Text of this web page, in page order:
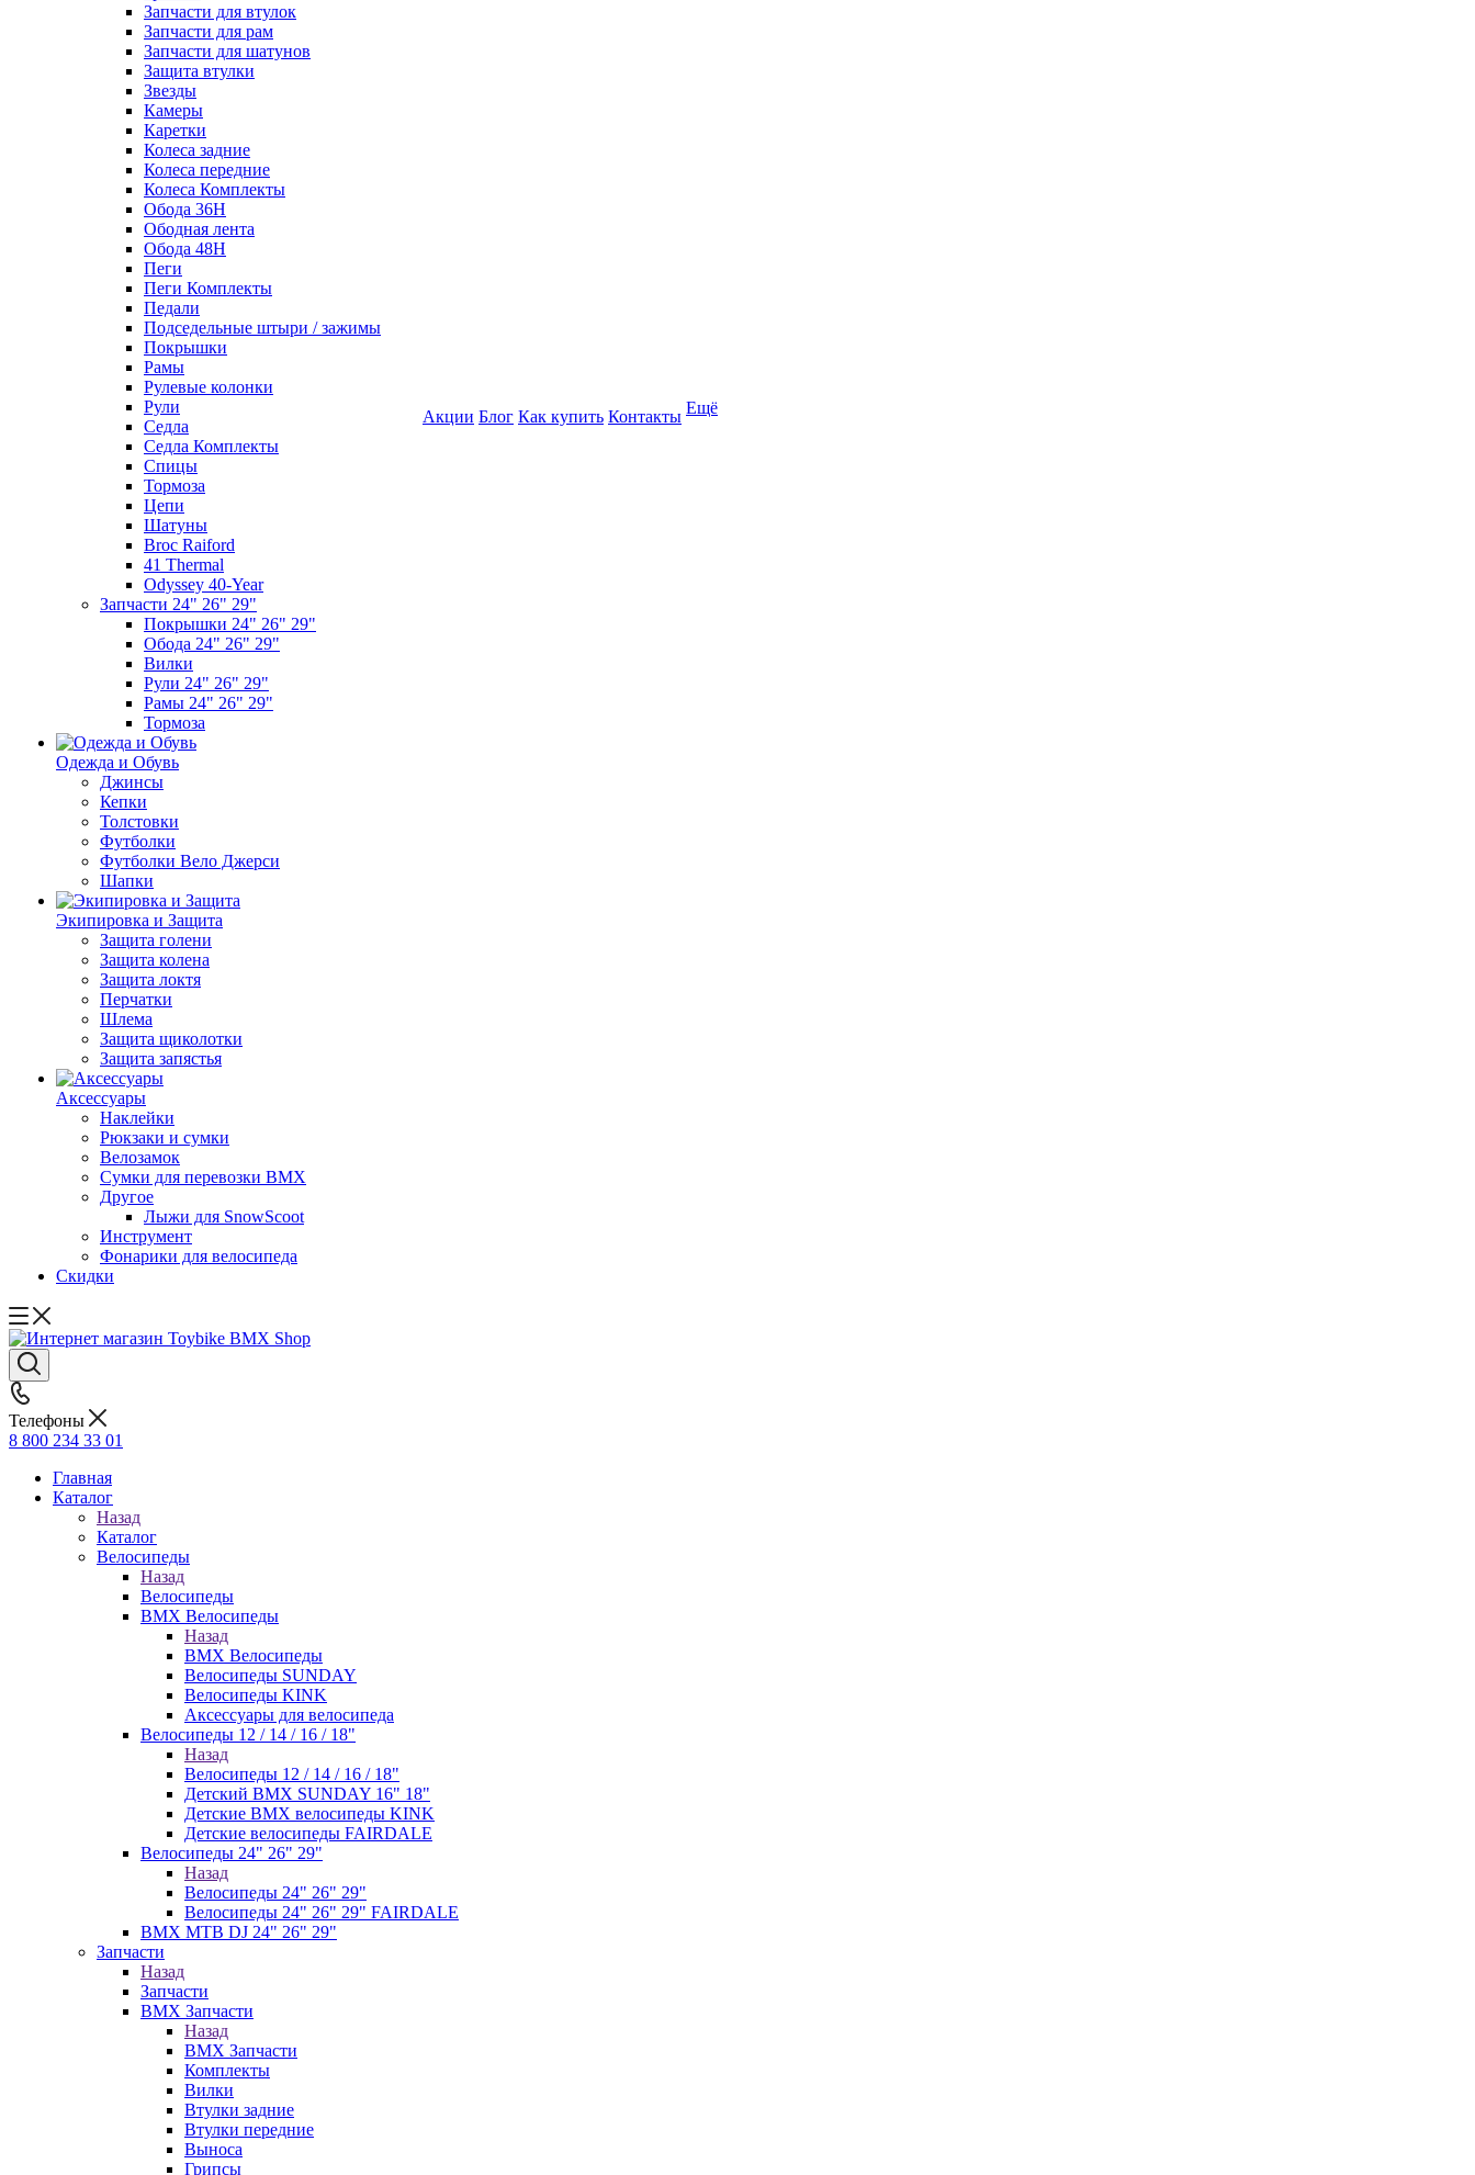
Запчасти для втулок
Запчасти для рам
Запчасти для шатунов
Защита втулки
Звезды
Камеры
Каретки
Колеса задние
Колеса передние
Колеса Комплекты
Обода 36H
Ободная лента
Обода 48H
Пеги
Пеги Комплекты
Педали
Подседельные штыри / зажимы
Покрышки
Рамы
Рулевые колонки
Рули
Седла
Седла Комплекты
Спицы
Тормоза
Цепи
Шатуны
Broc Raiford
41 Thermal
Odyssey 40-Year
Запчасти 24" 26" 29"
Покрышки 24" 26" 29"
Обода 24" 26" 29"
Вилки
Рули 24" 26" 29"
Рамы 24" 26" 29"
Тормоза
Одежда и Обувь
Джинсы
Кепки
Толстовки
Футболки
Футболки Вело Джерси
Шапки
Экипировка и Защита
Защита голени
Защита колена
Защита локтя
Перчатки
Шлема
Защита щиколотки
Защита запястья
Аксессуары
Наклейки
Рюкзаки и сумки
Велозамок
Сумки для перевозки BMX
Другое
Лыжи для SnowScoot
Инструмент
Фонарики для велосипеда
Скидки
Акции Блог Как купить Контакты Ещё
Телефоны
8 800 234 33 01
Главная
Каталог
Назад
Каталог
Велосипеды
Назад
Велосипеды
BMX Велосипеды
Назад
BMX Велосипеды
Велосипеды SUNDAY
Велосипеды KINK
Аксессуары для велосипеда
Велосипеды 12 / 14 / 16 / 18"
Назад
Велосипеды 12 / 14 / 16 / 18"
Детский BMX SUNDAY 16" 18"
Детские BMX велосипеды KINK
Детские велосипеды FAIRDALE
Велосипеды 24" 26" 29"
Назад
Велосипеды 24" 26" 29"
Велосипеды 24" 26" 29" FAIRDALE
BMX MTB DJ 24" 26" 29"
Запчасти
Назад
Запчасти
BMX Запчасти
Назад
BMX Запчасти
Комплекты
Вилки
Втулки задние
Втулки передние
Выноса
Грипсы